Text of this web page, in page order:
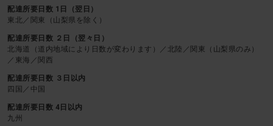
配達所要日数 1日（翌日）
東北／関東（山梨県を除く）
配達所要日数 ２日（翌々日）
北海道（道内地域により日数が変わります）／北陸／関東（山梨県のみ）
／東海／関西
配達所要日数 ３日以内
四国／中国
配達所要日数 4日以内
九州